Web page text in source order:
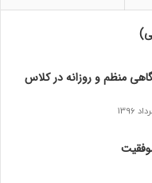
منظم و روزانه در کلاس